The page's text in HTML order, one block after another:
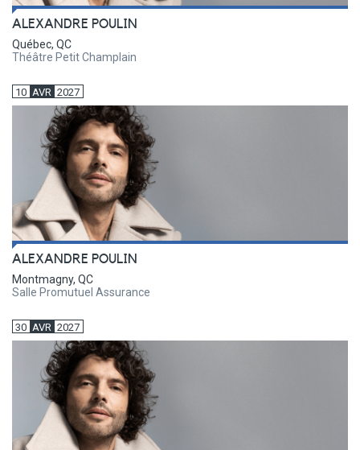
ALEXANDRE POULIN
Québec, QC
Théâtre Petit Champlain
10 AVR 2027
ALEXANDRE POULIN
Montmagny, QC
Salle Promutuel Assurance
30 AVR 2027